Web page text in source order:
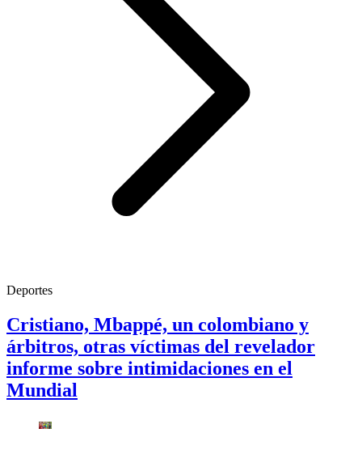
Deportes
Cristiano, Mbappé, un colombiano y
árbitros, otras víctimas del revelador
informe sobre intimidaciones en el
Mundial